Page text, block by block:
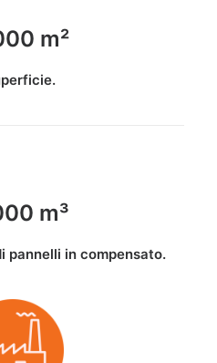
m²
m³
pannelli in compensato.